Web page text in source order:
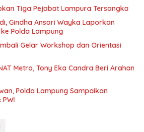
Tiga Pejabat Lampura Tersangka
Gindha Ansori Wayka Laporkan
Polda Lampung
Gelar Workshop dan Orientasi
Metro, Tony Eka Candra Beri Arahan
Polda Lampung Sampaikan